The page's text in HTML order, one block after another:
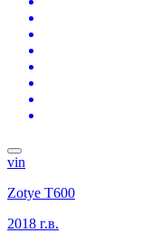
vin
Zotye T600
2018 г.в.